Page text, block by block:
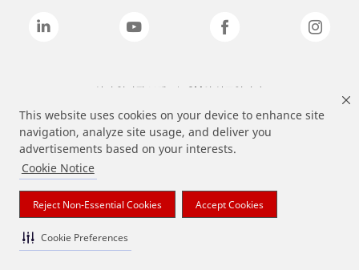
This website uses cookies on your device to enhance site
navigation, analyze site usage, and deliver you
advertisements based on your interests.
Cookie Notice
Reject Non-Essential Cookies Accept Cookies
Cookie Preferences
상기 열거된 브랜드는 3M의 상표입니다.